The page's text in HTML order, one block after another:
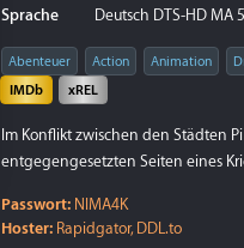
Sprache
Deutsch DTS-HD MA
Abenteuer Action Animation
IMDb
xREL
Im Konflikt zwischen den Städten
entgegengesetzten Seiten eines
Passwort: NIMA4K
Hoster: Rapidgator, DDL.to